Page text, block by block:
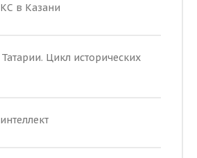
в Казани
Цикл исторических